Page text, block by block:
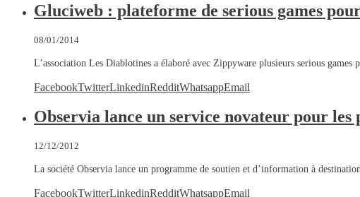
Gluciweb : plateforme de serious games
08/01/2014
L’association Les Diablotines a élaboré avec Zippyware plusieurs serious
FacebookTwitterLinkedinRedditWhatsappEmail
Observia lance un service novateur pour les
12/12/2012
La société Observia lance un programme de soutien et d’information à
FacebookTwitterLinkedinRedditWhatsappEmail